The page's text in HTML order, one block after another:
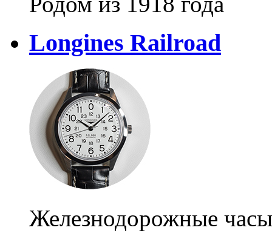
Longines Railroad
Железнодорожные часы